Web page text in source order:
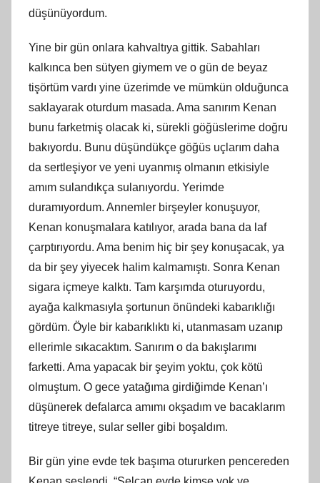
düşünüyordum.
Yine bir gün onlara kahvaltıya gittik. Sabahları
kalkınca ben sütyen giymem ve o gün de beyaz
tişörtüm vardı yine üzerimde ve mümkün olduğunca
saklayarak oturdum masada. Ama sanırım Kenan
bunu farketmiş olacak ki, sürekli göğüslerime doğru
bakıyordu. Bunu düşündükçe göğüs uçlarım daha
da sertleşiyor ve yeni uyanmış olmanın etkisiyle
amım sulandıkça sulanıyordu. Yerimde
duramıyordum. Annemler birşeyler konuşuyor,
Kenan konuşmalara katılıyor, arada bana da laf
çarptırıyordu. Ama benim hiç bir şey konuşacak, ya
da bir şey yiyecek halim kalmamıştı. Sonra Kenan
sigara içmeye kalktı. Tam karşımda oturuyordu,
ayağa kalkmasıyla şortunun önündeki kabarıklığı
gördüm. Öyle bir kabarıklıktı ki, utanmasam uzanıp
ellerimle sıkacaktım. Sanırım o da bakışlarımı
farketti. Ama yapacak bir şeyim yoktu, çok kötü
olmuştum. O gece yatağıma girdiğimde Kenan’ı
düşünerek defalarca amımı okşadım ve bacaklarım
titreye titreye, sular seller gibi boşaldım.
Bir gün yine evde tek başıma otururken pencereden